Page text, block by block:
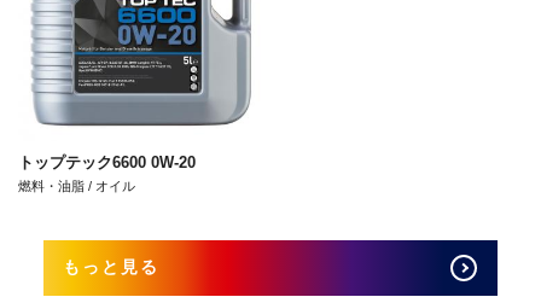
トップテック6600 0W-20
燃料・油脂 / オイル
もっと見る